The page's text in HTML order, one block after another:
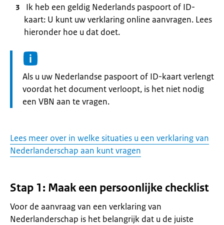
Ik heb een geldig Nederlands paspoort of ID-
kaart: U kunt uw verklaring online aanvragen. Lees
hieronder hoe u dat doet.
Informatie:
Als u uw Nederlandse paspoort of ID-kaart verlengt
voordat het document verloopt, is het niet nodig
een VBN aan te vragen.
Lees meer over in welke situaties u een verklaring van
Nederlanderschap aan kunt vragen
Stap 1: Maak een persoonlijke checklist
Voor de aanvraag van een verklaring van
Nederlanderschap is het belangrijk dat u de juiste